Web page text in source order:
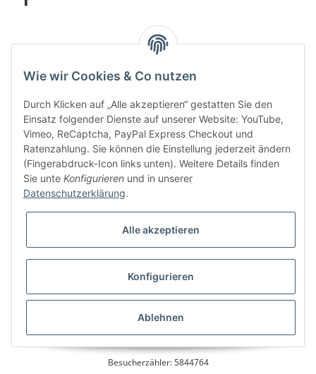
Bitte senden Sie mir entsprechend IhrerDatenschutzerklärungregelmäßig und
jederzeit widerruflich Informationen zu Ihrem Produktsortiment per E-Mail zu.
* Alle Preise inkl. gesetzlicher USt., zzgl.
Besucherzähler: 5844764
Wie wir Cookies & Co nutzen
Durch Klicken auf „Alle akzeptieren“ gestatten Sie den
Einsatz folgender Dienste auf unserer Website: YouTube,
Vimeo, ReCaptcha, PayPal Express Checkout und
Ratenzahlung. Sie können die Einstellung jederzeit ändern
(Fingerabdruck-Icon links unten). Weitere Details finden
Sie unte Konfigurieren und in unserer
Datenschutzerklärung.
Alle akzeptieren
Konfigurieren
Ablehnen